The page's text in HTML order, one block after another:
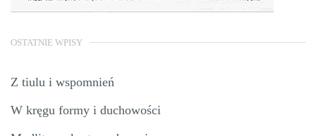
OSTATNIE WPISY
Z tiulu i wspomnień
W kręgu formy i duchowości